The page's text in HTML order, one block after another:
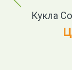
Кукла